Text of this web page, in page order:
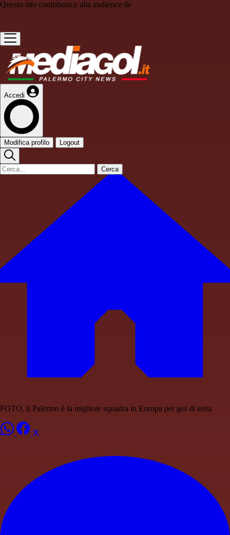
Questo sito contribuisce alla audience de
Accedi
Modifica profilo Logout
Cerca
FOTO, il Palermo è la migliore squadra in Europa per gol di testa